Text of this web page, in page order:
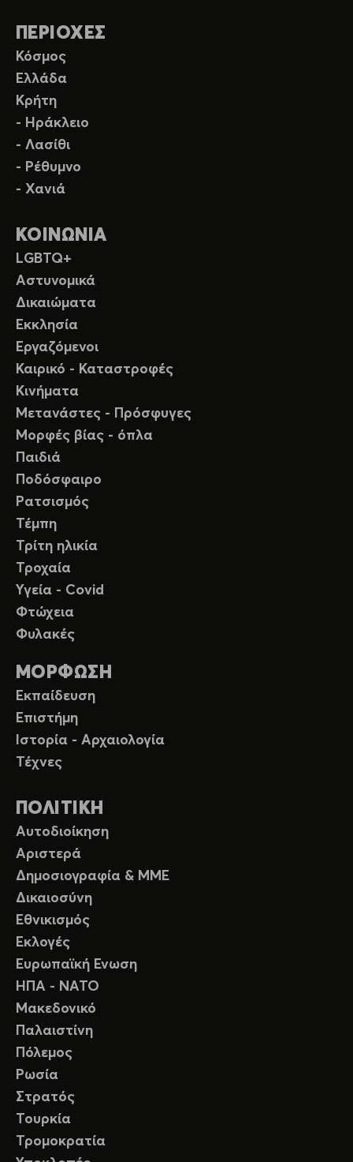
ΠΕΡΙΟΧΕΣ
Κόσμος
Ελλάδα
Κρήτη
- Ηράκλειο
- Λασίθι
- Ρέθυμνο
- Χανιά
ΚΟΙΝΩΝΙΑ
LGBTQ+
Αστυνομικά
Δικαιώματα
Εκκλησία
Εργαζόμενοι
Καιρικό - Καταστροφές
Κινήματα
Μετανάστες - Πρόσφυγες
Μορφές βίας - όπλα
Παιδιά
Ποδόσφαιρο
Ρατσισμός
Τέμπη
Τρίτη ηλικία
Τροχαία
Υγεία - Covid
Φτώχεια
Φυλακές
ΜΟΡΦΩΣΗ
Εκπαίδευση
Επιστήμη
Ιστορία - Αρχαιολογία
Τέχνες
ΠΟΛΙΤΙΚΗ
Αυτοδιοίκηση
Αριστερά
Δημοσιογραφία & ΜΜΕ
Δικαιοσύνη
Εθνικισμός
Εκλογές
Ευρωπαϊκή Ενωση
ΗΠΑ - ΝΑΤΟ
Μακεδονικό
Παλαιστίνη
Πόλεμος
Ρωσία
Στρατός
Τουρκία
Τρομοκρατία